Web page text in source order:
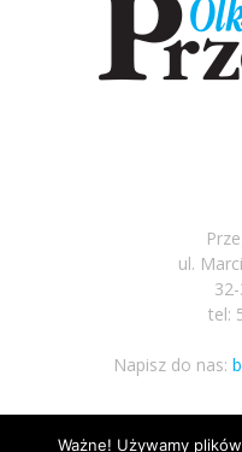
ul.
tel:
Napisz do nas:
Ważne! Używamy